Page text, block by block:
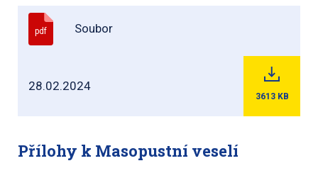
pdf Soubor
28.02.2024
3613 KB
Přílohy k Masopustní veselí